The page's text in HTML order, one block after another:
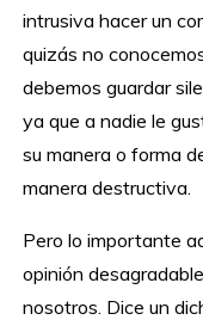
intrusiva hacer un
quizás no
debemos guardar
ya que a nadie le
su manera o forma
manera destructiva.
Pero lo importante
opinión
nosotros. Dice un